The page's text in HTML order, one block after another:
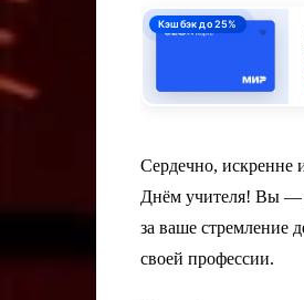
Кэшбэк до 25%
Сердечно, искренне
Днём учителя! Вы —
за ваше стремление
своей профессии.